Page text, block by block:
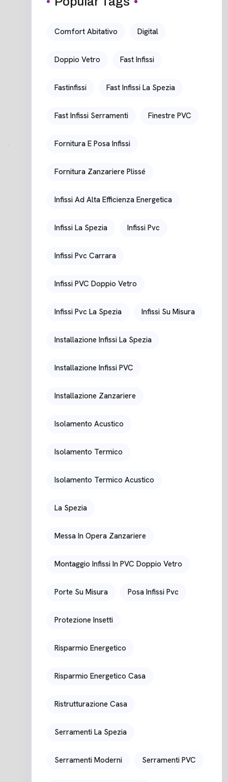
Comfort Abitativo Digital
Doppio Vetro Fast Infissi
Fastinfissi Fast Infissi La Spezia
Fast Infissi Serramenti Finestre PVC
Fornitura E Posa Infissi
Fornitura Zanzariere Plissé
Infissi Ad Alta Efficienza Energetica
Infissi La Spezia Infissi Pvc
Infissi Pvc Carrara
Infissi PVC Doppio Vetro
Infissi Pvc La Spezia Infissi Su Misura
Installazione Infissi La Spezia
Installazione Infissi PVC
Installazione Zanzariere
Isolamento Acustico
Isolamento Termico
Isolamento Termico Acustico
La Spezia
Messa In Opera Zanzariere
Montaggio Infissi In PVC Doppio Vetro
Porte Su Misura Posa Infissi Pvc
Protezione Insetti
Risparmio Energetico
Risparmio Energetico Casa
Ristrutturazione Casa
Serramenti La Spezia
Serramenti Moderni Serramenti PVC